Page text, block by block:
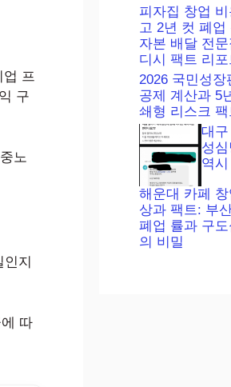
업 프
구
노
지
따
피자집 창업 비
고 2년 컷 폐업
자본 배달 전
디시 팩트 리포
2026 국민성장
공제 계산과 5
쇄형 리스크 팩
대
성
역
해운대 카페
상과 팩트: 부
폐업 률과 구도
의 비밀